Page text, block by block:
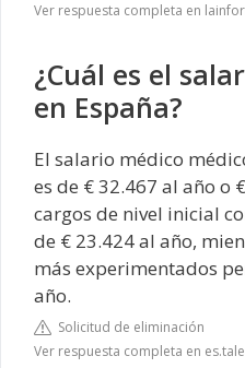
Ver respuesta completa en
¿Cuál es el
en España?
El salario médico
es de € 32.467 al año o
cargos de nivel inicial
de € 23.424 al año,
más experimentados
año.
Solicitud de eliminación
Ver respuesta completa en